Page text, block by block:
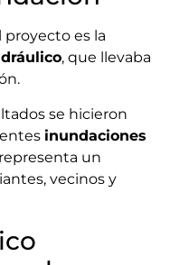
es la
, que llevaba
se hicieron
inundaciones
un
vecinos y